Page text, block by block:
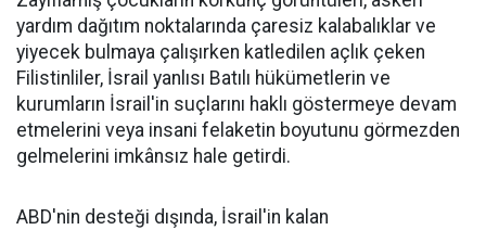
yardım dağıtım noktalarında çaresiz kalabalıklar ve
yiyecek bulmaya çalışırken katledilen açlık çeken
Filistinliler, İsrail yanlısı Batılı hükümetlerin ve
kurumların İsrail'in suçlarını haklı göstermeye devam
etmelerini veya insani felaketin boyutunu görmezden
gelmelerini imkânsız hale getirdi.
ABD'nin desteği dışında, İsrail'in kalan